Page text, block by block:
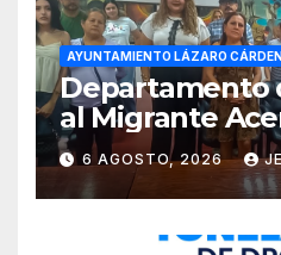
AYUNTAMIENTO LÁZARO
Departamento
al Migrante
de Pasaportes
Residentes de
Cárdenas
6 AGOSTO, 2026